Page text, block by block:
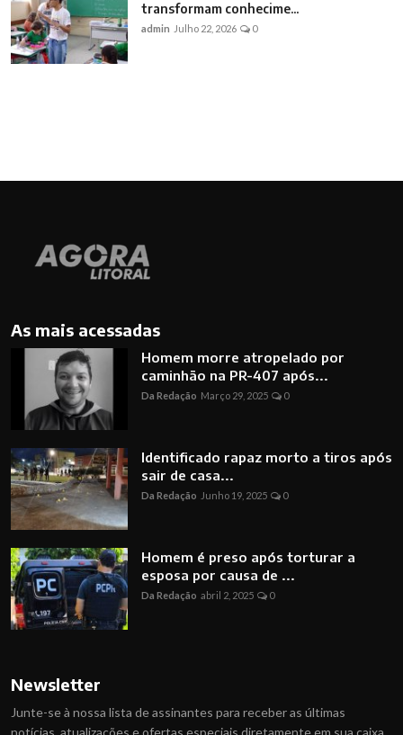
transformam conhecime...
admin Julho 22, 2026 0
As mais acessadas
Homem morre atropelado por
caminhão na PR-407 após...
Da Redação Março 29, 2025 0
Identificado rapaz morto a tiros após
sair de casa...
Da Redação Junho 19, 2025 0
Homem é preso após torturar a
esposa por causa de ...
Da Redação abril 2, 2025 0
Newsletter
Junte-se à nossa lista de assinantes para receber as últimas